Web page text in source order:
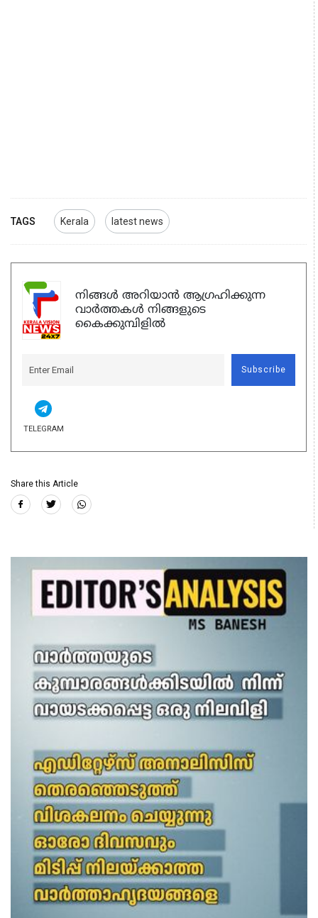
TAGS Kerala latest news
നിങ്ങൾ അറിയാൻ ആഗ്രഹിക്കുന്ന
വാർത്തകൾ നിങ്ങളുടെ
കൈക്കുമ്പിളിൽ
Subscribe
TELEGRAM
Share this Article